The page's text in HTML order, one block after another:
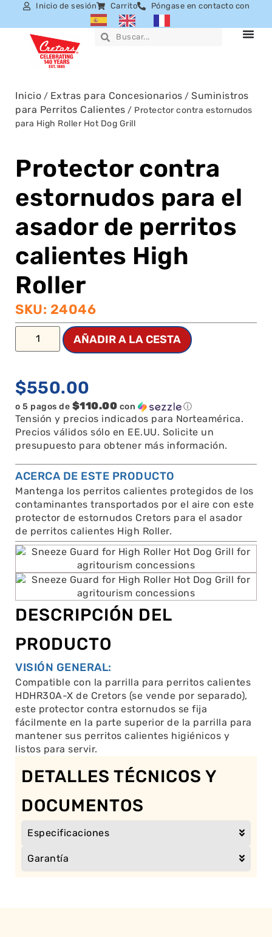
Inicio de sesión Carrito Póngase en contacto con
Inicio / Extras para Concesionarios / Suministros
para Perritos Calientes / Protector contra estornudos
para High Roller Hot Dog Grill
Protector contra
estornudos para el
asador de perritos
calientes High
Roller
SKU: 24046
AÑADIR A LA CESTA
$550.00
o 5 pagos de $110.00 con ⓘ
Tensión y precios indicados para Norteamérica.
Precios válidos sólo en EE.UU. Solicite un
presupuesto para obtener más información.
ACERCA DE ESTE PRODUCTO
Mantenga los perritos calientes protegidos de los
contaminantes transportados por el aire con este
protector de estornudos Cretors para el asador
de perritos calientes High Roller.
DESCRIPCIÓN DEL
PRODUCTO
VISIÓN GENERAL:
Compatible con la parrilla para perritos calientes
HDHR30A-X de Cretors (se vende por separado),
este protector contra estornudos se fija
fácilmente en la parte superior de la parrilla para
mantener sus perritos calientes higiénicos y
listos para servir.
DETALLES TÉCNICOS Y
DOCUMENTOS
Especificaciones
Garantía